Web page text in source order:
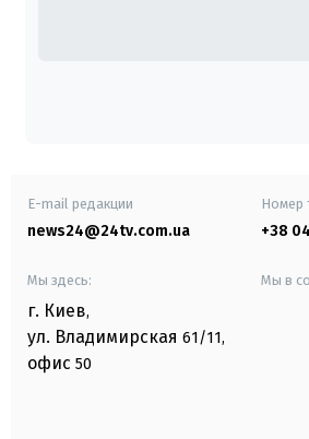
E-mail редакции
news24@24tv.com.ua
Номер
+38
Мы здесь:
г. Киев,
ул. Владимирская 61/11,
офис 50
Мы в